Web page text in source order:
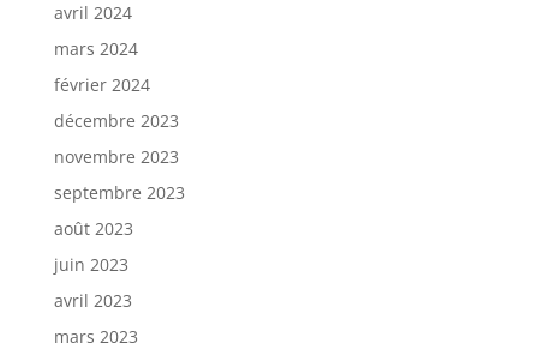
avril 2024
mars 2024
février 2024
décembre 2023
novembre 2023
septembre 2023
août 2023
juin 2023
avril 2023
mars 2023